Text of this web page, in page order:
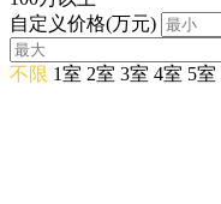
自定义价格(万元)
不限 1室 2室 3室 4室 5室